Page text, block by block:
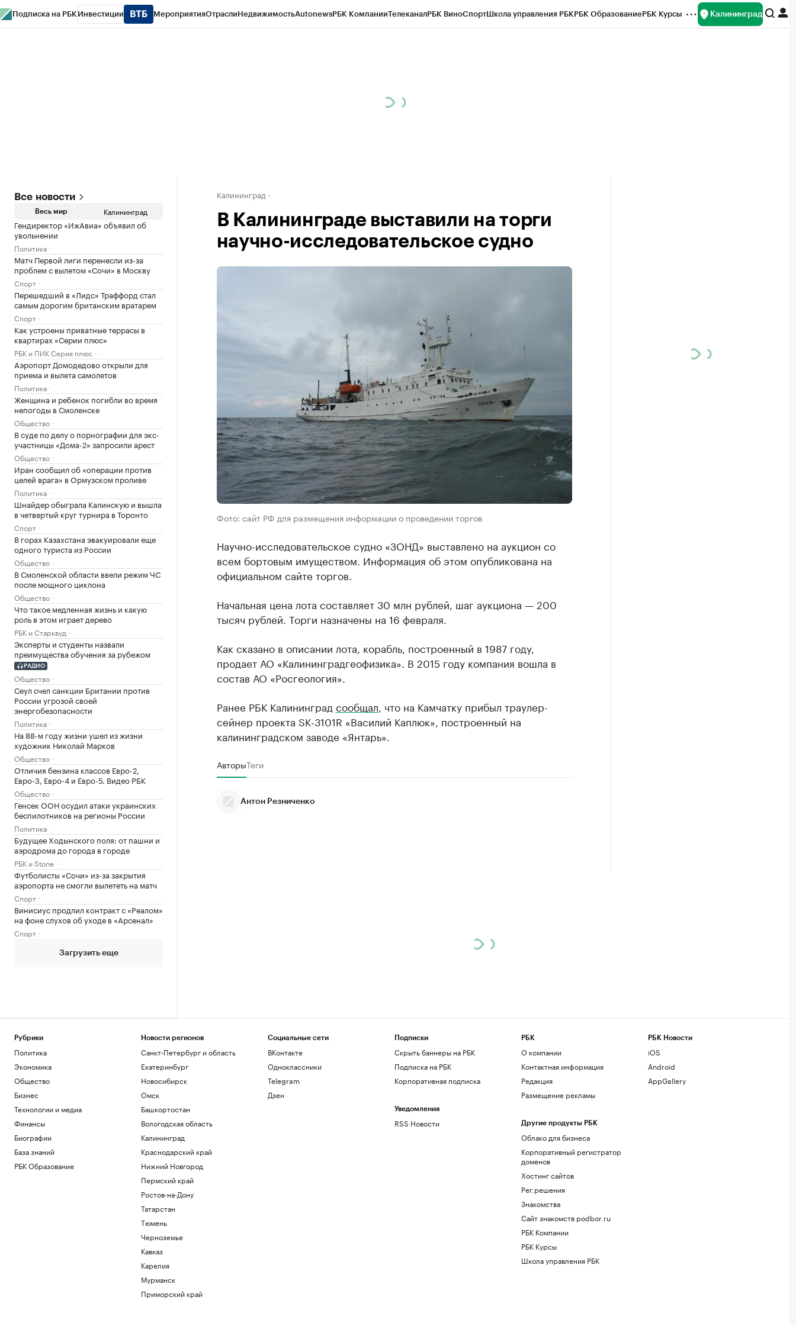
Подписка на РБК Инвестиции МероприятияОтраслиНедвижимостьAutonewsРБК КомпанииТелеканалРБК ВиноСпортШкола управления РБКРБК ОбразованиеРБК Курсы Калининград
Все новости
Весь мир Калининград
Гендиректор «ИжАвиа» объявил об
увольнении
Политика
Матч Первой лиги перенесли из-за
проблем с вылетом «Сочи» в Москву
Спорт
Перешедший в «Лидс» Траффорд стал
самым дорогим британским вратарем
Спорт
Как устроены приватные террасы в
квартирах «Серии плюс»
РБК и ПИК Серия плюс
Аэропорт Домодедово открыли для
приема и вылета самолетов
Политика
Женщина и ребенок погибли во время
непогоды в Смоленске
Общество
В суде по делу о порнографии для экс-
участницы «Дома-2» запросили арест
Общество
Иран сообщил об «операции против
целей врага» в Ормузском проливе
Политика
Шнайдер обыграла Калинскую и вышла
в четвертый круг турнира в Торонто
Спорт
В горах Казахстана эвакуировали еще
одного туриста из России
Общество
В Смоленской области ввели режим ЧС
после мощного циклона
Общество
Что такое медленная жизнь и какую
роль в этом играет дерево
РБК и Старквуд
Эксперты и студенты назвали
преимущества обучения за рубежом
РАДИО
Общество
Сеул счел санкции Британии против
России угрозой своей
энергобезопасности
Политика
На 88-м году жизни ушел из жизни
художник Николай Марков
Общество
Отличия бензина классов Евро-2,
Евро-3, Евро-4 и Евро-5. Видео РБК
Общество
Генсек ООН осудил атаки украинских
беспилотников на регионы России
Политика
Будущее Ходынского поля: от пашни и
аэродрома до города в городе
РБК и Stone
Футболисты «Сочи» из-за закрытия
аэропорта не смогли вылететь на матч
Спорт
Винисиус продлил контракт с «Реалом»
на фоне слухов об уходе в «Арсенал»
Спорт
Загрузить еще
Калининград
В Калининграде выставили на торги
научно-исследовательское судно
Фото: сайт РФ для размещения информации о проведении торгов
Научно-исследовательское судно «ЗОНД» выставлено на аукцион со
всем бортовым имуществом. Информация об этом опубликована на
официальном сайте торгов.
Начальная цена лота составляет 30 млн рублей, шаг аукциона — 200
тысяч рублей. Торги назначены на 16 февраля.
Как сказано в описании лота, корабль, построенный в 1987 году,
продает АО «Калининградгеофизика». В 2015 году компания вошла в
состав АО «Росгеология».
Ранее РБК Калининград сообщал , что на Камчатку прибыл траулер-
сейнер проекта SK-3101R «Василий Каплюк», построенный на
калининградском заводе «Янтарь».
АвторыТеги
Антон Резниченко
Рубрики
Политика
Экономика
Общество
Бизнес
Технологии и медиа
Финансы
Биографии
База знаний
РБК Образование
Новости регионов
Санкт-Петербург и область
Екатеринбург
Новосибирск
Омск
Башкортостан
Вологодская область
Калининград
Краснодарский край
Нижний Новгород
Пермский край
Ростов-на-Дону
Татарстан
Тюмень
Черноземье
Кавказ
Карелия
Мурманск
Приморский край
Социальные сети
ВКонтакте
Одноклассники
Telegram
Дзен
Подписки
Скрыть баннеры на РБК
Подписка на РБК
Корпоративная подписка
Уведомления
RSS Новости
РБК
О компании
Контактная информация
Редакция
Размещение рекламы
Другие продукты РБК
Облако для бизнеса
Корпоративный регистратор
доменов
Хостинг сайтов
Рег.решения
Знакомства
Сайт знакомств podbor.ru
РБК Компании
РБК Курсы
Школа управления РБК
РБК Новости
iOS
Android
AppGallery